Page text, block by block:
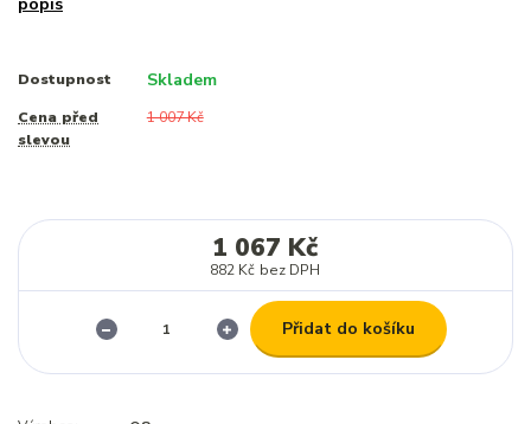
Dostupnost Skladem
Cena před
slevou
1 007 Kč
1 067 Kč
882 Kč bez DPH
Přidat do košíku